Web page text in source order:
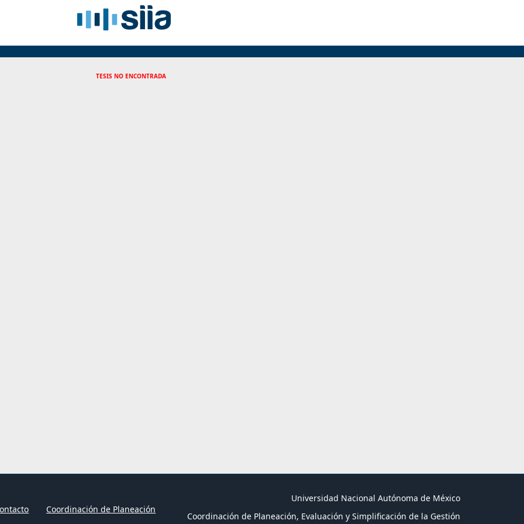
TESIS NO ENCONTRADA
Coordinación de Planeación
Universidad Nacional Autónoma de México
Coordinación de Planeación, Evaluación y Simplificación de la Gestión